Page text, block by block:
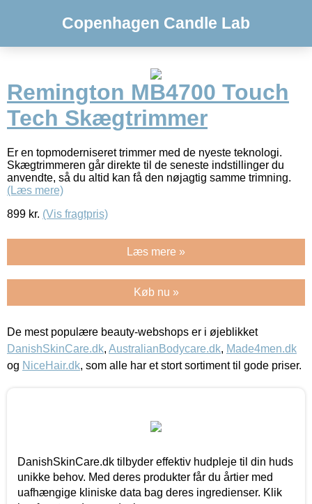
Copenhagen Candle Lab
Remington MB4700 Touch
Tech Skægtrimmer
Er en topmoderniseret trimmer med de nyeste teknologi.
Skægtrimmeren går direkte til de seneste indstillinger du
anvendte, så du altid kan få den nøjagtig samme trimning.
(Læs mere)
899 kr. (Vis fragtpris)
Læs mere »
Køb nu »
De mest populære beauty-webshops er i øjeblikket
DanishSkinCare.dk, AustralianBodycare.dk, Made4men.dk
og NiceHair.dk, som alle har et stort sortiment til gode priser.
DanishSkinCare.dk tilbyder effektiv hudpleje til din huds
unikke behov. Med deres produkter får du årtier med
uafhængige kliniske data bag deres ingredienser. Klik